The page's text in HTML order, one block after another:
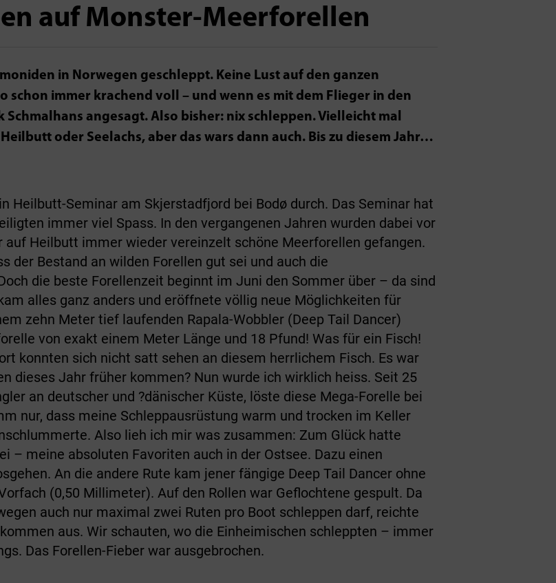
auf Monster-Meerforellen
in Norwegen geschleppt. Keine Lust auf den ganzen
schon immer krachend voll – und wenn es mit dem Flieger in den
Schmalhans angesagt. Also bisher: nix schleppen. Vielleicht mal
oder Seelachs, aber das wars dann auch. Bis zu diesem Jahr…
Heilbutt-Seminar am Skjerstadfjord bei Bodø durch. Das Seminar hat
immer viel Spass. In den vergangenen Jahren wurden dabei vor
Heilbutt immer wieder vereinzelt schöne Meerforellen gefangen.
der Bestand an wilden Forellen gut sei und auch die
die beste Forellenzeit beginnt im Juni den Sommer über – da sind
alles ganz anders und eröffnete völlig neue Möglichkeiten für
zehn Meter tief laufenden Rapala-Wobbler (Deep Tail Dancer)
von exakt einem Meter Länge und 18 Pfund! Was für ein Fisch!
konnten sich nicht satt sehen an diesem herrlichem Fisch. Es war
dieses Jahr früher kommen? Nun wurde ich wirklich heiss. Seit 25
an deutscher und ?dänischer Küste, löste diese Mega-Forelle bei
nur, dass meine Schleppausrüstung warm und trocken im Keller
Also lieh ich mir was zusammen: Zum Glück hatte
– meine absoluten Favoriten auch in der Ostsee. Dazu einen
An die andere Rute kam jener fängige Deep Tail Dancer ohne
(0,50 Millimeter). Auf den Rollen war Geflochtene gespult. Da
auch nur maximal zwei Ruten pro Boot schleppen darf, reichte
aus. Wir schauten, wo die Einheimischen schleppten – immer
Das Forellen-Fieber war ausgebrochen.